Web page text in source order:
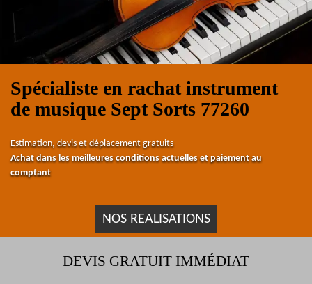
Spécialiste en rachat instrument
de musique Sept Sorts 77260
Estimation, devis et déplacement gratuits
Achat dans les meilleures conditions actuelles et paiement au
comptant
NOS REALISATIONS
DEVIS GRATUIT IMMÉDIAT